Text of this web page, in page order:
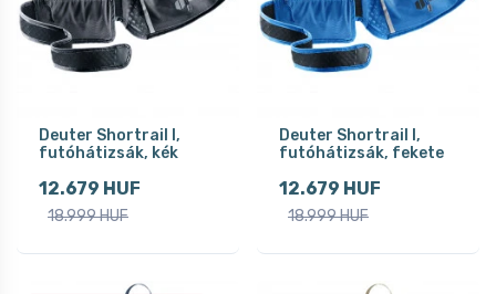
Deuter Shortrail I,
futóhátizsák, kék
12.679 HUF
18.999 HUF
Deuter Shortrail I,
futóhátizsák, fekete
12.679 HUF
18.999 HUF